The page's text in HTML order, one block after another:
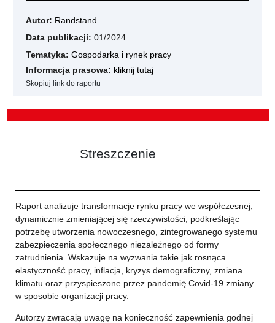
Autor: Randstand
Data publikacji: 01/2024
Tematyka: Gospodarka i rynek pracy
Informacja prasowa: kliknij tutaj
Skopiuj link do raportu
Streszczenie
Raport analizuje transformacje rynku pracy we współczesnej,
dynamicznie zmieniającej się rzeczywistości, podkreślając
potrzebę utworzenia nowoczesnego, zintegrowanego systemu
zabezpieczenia społecznego niezależnego od formy
zatrudnienia. Wskazuje na wyzwania takie jak rosnąca
elastyczność pracy, inflacja, kryzys demograficzny, zmiana
klimatu oraz przyspieszone przez pandemię Covid-19 zmiany
w sposobie organizacji pracy.
Autorzy zwracają uwagę na konieczność zapewnienia godnej